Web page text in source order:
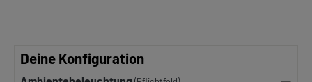
Deine Konfiguration